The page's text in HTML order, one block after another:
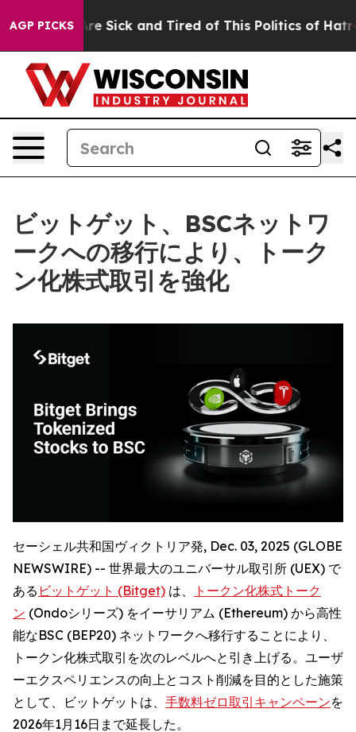
AGP PICKSAre Sick and Tired of This Politics of Hatred”
ビットゲット、BSCネットワ
ークへの移行により、トーク
ン化株式取引を強化
セーシェル共和国ヴィクトリア発, Dec. 03, 2025 (GLOBE
NEWSWIRE) -- 世界最大のユニバーサル取引所 (UEX) で
ある ビットゲット (Bitget) は、
トークン化株式トーク
ン (Ondoシリーズ) をイーサリアム (Ethereum) から高性
能なBSC (BEP20) ネットワークへ移行することにより、
トークン化株式取引を次のレベルへと引き上げる。ユーザ
ーエクスペリエンスの向上とコスト削減を目的とした施策
として、ビットゲットは、 手数料ゼロ取引キャンペーンを
2026年1月16日まで延長した。